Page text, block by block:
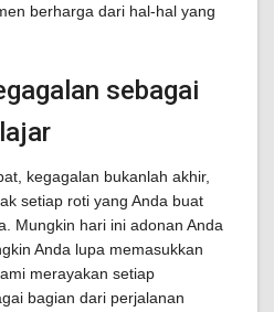
berharga dari hal-hal yang
sebagai
kegagalan bukanlah akhir,
setiap roti yang Anda buat
Mungkin hari ini adonan Anda
Anda lupa memasukkan
merayakan setiap
bagian dari perjalanan